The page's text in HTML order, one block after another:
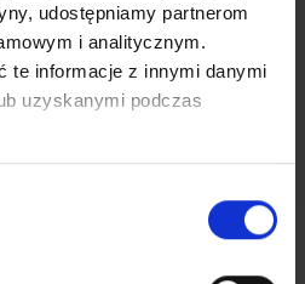
udostępniamy partnerom
i analitycznym.
te informacje z innymi danymi
uzyskanymi podczas
klucz”? Wykończenie
mieszkania lub domu w taki
do zamieszkania. Klient
w którym wykonano wszystkie
i wykończeniowe.W firmie
mają również możliwość
firmy. Jaka jest różnica –